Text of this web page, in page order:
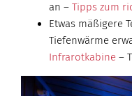
an – Tipps zum
Etwas mäßigere
Tiefenwärme
Infrarotkabine –